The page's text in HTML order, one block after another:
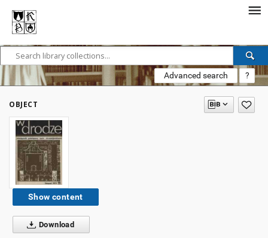
Advanced search ?
OBJECT
Show content
Download